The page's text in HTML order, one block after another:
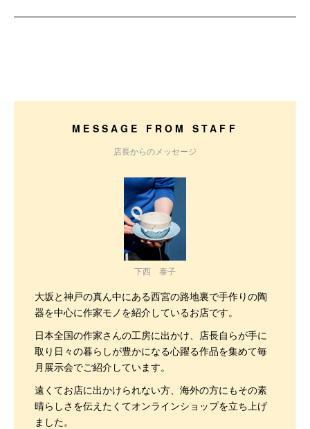
MESSAGE FROM STAFF
店長からのメッセージ
下西 泰子
大坂と神戸の真ん中にある西宮の路地裏で手作りの陶
器を中心に作家モノを紹介しているお店です。
日本全国の作家さんの工房に出かけ、店長自らが手に
取り日々の暮らしが豊かになる心躍る作品を集めて毎
月展示会でご紹介しています。
遠くてお店に出かけられない方、海外の方にもその素
晴らしさを伝えたくてオンラインショップを立ち上げ
ました。